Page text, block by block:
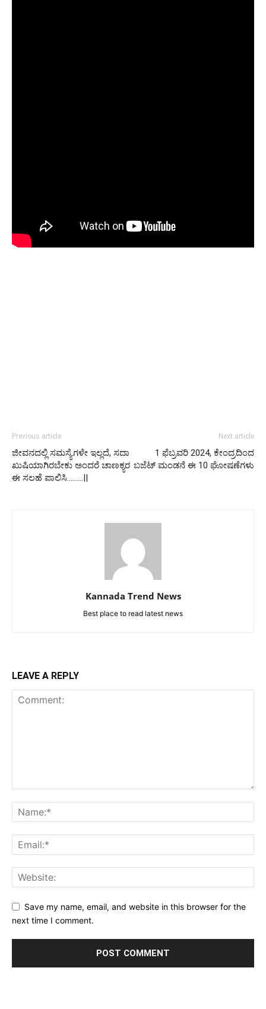
Previous article
ಜೀವನದಲ್ಲಿ ಸಮಸ್ಯೆಗಳೇ ಇಲ್ಲದೆ, ಸದಾ
ಖುಷಿಯಾಗಿರಬೇಕು ಅಂದರೆ ಚಾಣಕ್ಯರ
ಈ ಸಲಹೆ ಪಾಲಿಸಿ………||
Next article
1 ಫೆಬ್ರವರಿ 2024, ಕೇಂದ್ರದಿಂದ
ಬಜೆಟ್ ಮಂಡನೆ ಈ 10 ಘೋಷಣೆಗಳು
Kannada Trend News
Best place to read latest news
LEAVE A REPLY
Save my name, email, and website in this browser for the
next time I comment.